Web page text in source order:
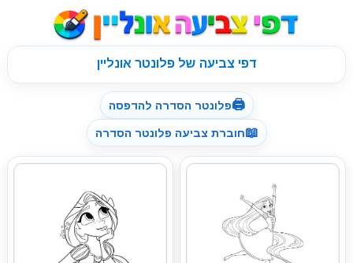
דפי צביעה של פלונטר אונליין
🖨פלונטר הסדרה להדפסה
📖חוברת צביעה פלונטר הסדרה